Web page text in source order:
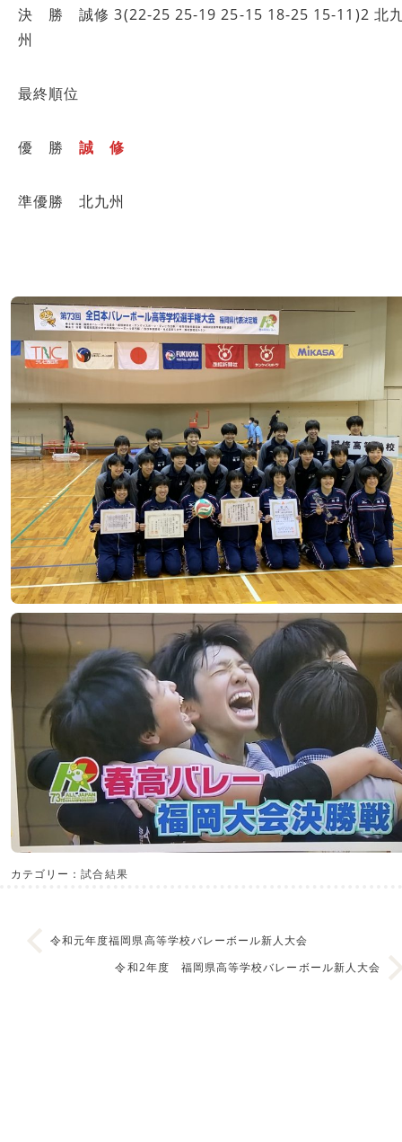
決 勝 誠修 3(22-25 25-19 25-15 18-25 15-11)2 北
州
最終順位
優 勝誠 修
準優勝 北九州
カテゴリー：試合結果
令和元年度福岡県高等学校バレーボール新人大会
令和2年度 福岡県高等学校バレーボール新人大会